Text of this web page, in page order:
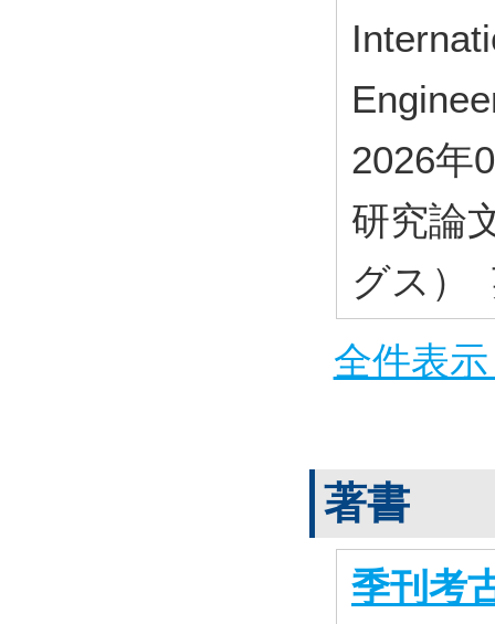
2026年
研究論
グス）
全件表
著書
季刊考